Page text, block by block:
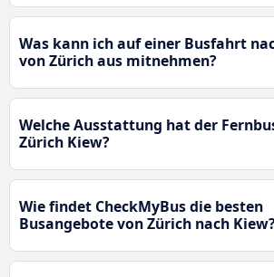
Was kann ich auf einer Busfahrt
von Zürich aus mitnehmen?
Welche Ausstattung hat der
Zürich Kiew?
Wie findet CheckMyBus die besten
Busangebote von Zürich nach